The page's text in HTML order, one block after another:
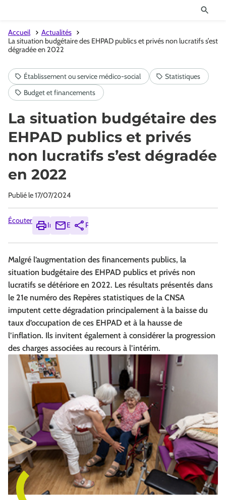
Accueil
Actualités
La situation budgétaire des EHPAD publics et privés non lucratifs s’est
dégradée en 2022
La situation budgétaire des
EHPAD publics et privés
non lucratifs s’est dégradée
en 2022
Publié le17/07/2024
Écouter
ImprimerEnvoyerPartager
Malgré l’augmentation des financements publics, la
situation budgétaire des EHPAD publics et privés non
lucratifs se détériore en 2022. Les résultats présentés dans
le 21e numéro des Repères statistiques de la CNSA
imputent cette dégradation principalement à la baisse du
taux d’occupation de ces EHPAD et à la hausse de
l’inflation. Ils invitent également à considérer la progression
des charges associées au recours à l’intérim.